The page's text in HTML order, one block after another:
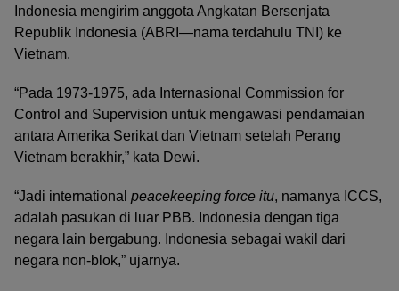
Indonesia mengirim anggota Angkatan Bersenjata
Republik Indonesia (ABRI—nama terdahulu TNI) ke
Vietnam.
“Pada 1973-1975, ada Internasional Commission for
Control and Supervision untuk mengawasi pendamaian
antara Amerika Serikat dan Vietnam setelah Perang
Vietnam berakhir,” kata Dewi.
“Jadi international peacekeeping force itu, namanya ICCS,
adalah pasukan di luar PBB. Indonesia dengan tiga
negara lain bergabung. Indonesia sebagai wakil dari
negara non-blok,” ujarnya.